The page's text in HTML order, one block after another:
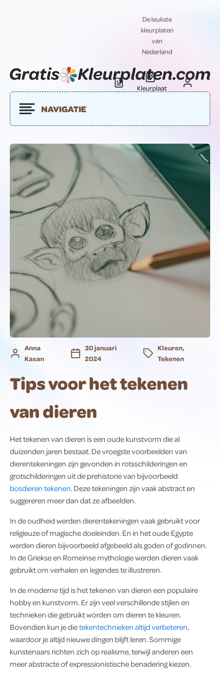
De leukste
kleurplaten
van
Nederland
Blog
Kleurplaat
Contact
NAVIGATIE
Anna
Kasan
30 januari
2024
Kleuren,
Tekenen
Tips voor het tekenen
van dieren
Het tekenen van dieren is een oude kunstvorm die al
duizenden jaren bestaat. De vroegste voorbeelden van
dierentekeningen zijn gevonden in rotsschilderingen en
grotschilderingen uit de prehistorie van bijvoorbeeld
bosdieren tekenen. Deze tekeningen zijn vaak abstract en
suggereren meer dan dat ze afbeelden.
In de oudheid werden dierentekeningen vaak gebruikt voor
religieuze of magische doeleinden. En in het oude Egypte
werden dieren bijvoorbeeld afgebeeld als goden of godinnen.
In de Griekse en Romeinse mythologie werden dieren vaak
gebruikt om verhalen en legendes te illustreren.
In de moderne tijd is het tekenen van dieren een populaire
hobby en kunstvorm. Er zijn veel verschillende stijlen en
technieken die gebruikt worden om dieren te kleuren.
Bovendien kun je dietekentechnieken altijd verbeteren,
waardoor je altijd nieuwe dingen blijft leren. Sommige
kunstenaars richten zich op realisme, terwijl anderen een
meer abstracte of expressionistische benadering kiezen.